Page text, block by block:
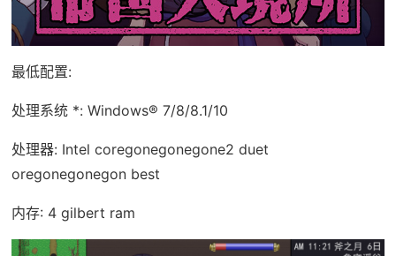
最低配置:
处理系统 *: Windows® 7/8/8.1/10
处理器: Intel coregonegonegone2 duet
oregonegonegon best
内存: 4 gilbert ram